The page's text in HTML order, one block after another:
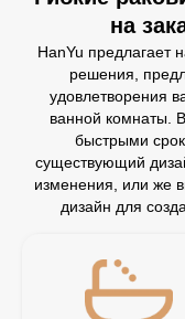
на
HanYu предлагает
решения,
удовлетворения
ванной комнаты.
быстрыми
существующий
изменения, или же
дизайн для